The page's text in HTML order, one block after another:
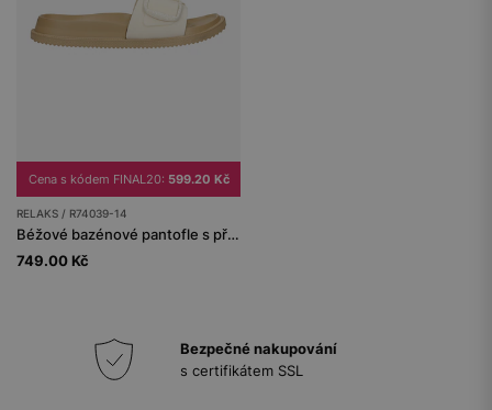
Cena s kódem FINAL20: 599.20 Kč
RELAKS / R74039-14
Béžové bazénové pantofle s přezkou RELAKS
749.00 Kč
Bezpečné nakupování
s certifikátem SSL